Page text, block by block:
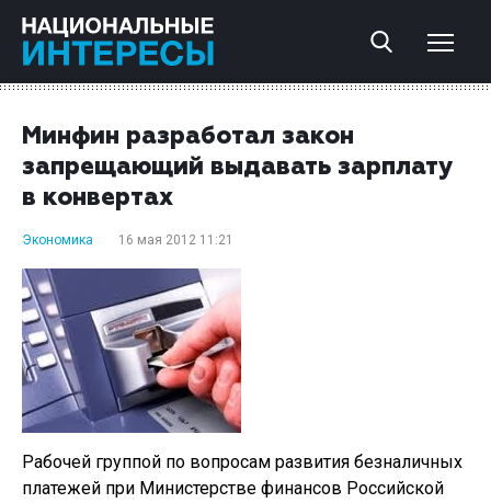
Минфин разработал закон
запрещающий выдавать зарплату
в конвертах
Экономика 16 мая 2012 11:21
Рабочей группой по вопросам развития безналичных
платежей при Министерстве финансов Российской